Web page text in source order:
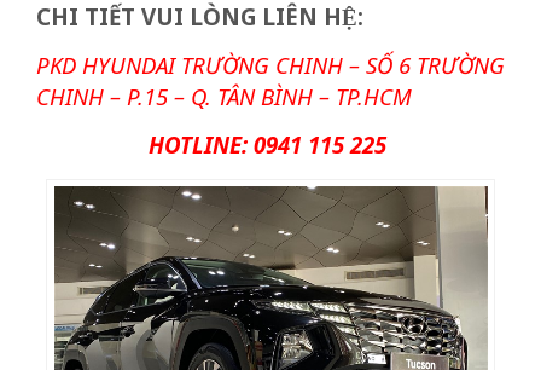
CHI TIẾT VUI LÒNG LIÊN HỆ:
PKD HYUNDAI TRƯỜNG CHINH – SỐ 6 TRƯỜNG
CHINH – P.15 – Q. TÂN BÌNH – TP.HCM
HOTLINE: 0941 115 225